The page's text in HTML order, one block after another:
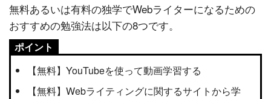
無料あるいは有料の独学でWebライターになるための
おすすめの勉強法は以下の8つです。
ポイント
【無料】YouTubeを使って動画学習する
【無料】Webライティングに関するサイトから学